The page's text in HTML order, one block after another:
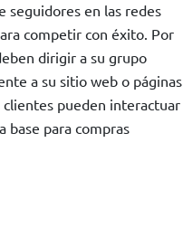
seguidores en las redes
competir con éxito. Por
dirigir a su grupo
a su sitio web o páginas
pueden interactuar
base para compras